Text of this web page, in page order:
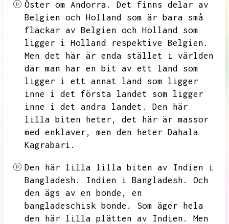
Öster om Andorra.
Det finns delar av
Belgien och Holland som är bara små
fläckar av Belgien och Holland som
ligger i Holland respektive Belgien.
Men det här är enda stället i världen
där man har en bit av ett land som
ligger i ett annat land som ligger
inne i det första landet som ligger
inne i det andra landet.
Den här
lilla biten heter,
det här är massor
med enklaver,
men den heter Dahala
Kagrabari.
Den här lilla lilla biten av Indien i
Bangladesh.
Indien i Bangladesh.
Och
den ägs av en bonde,
en
bangladeschisk bonde.
Som äger hela
den här lilla plätten av Indien.
Men